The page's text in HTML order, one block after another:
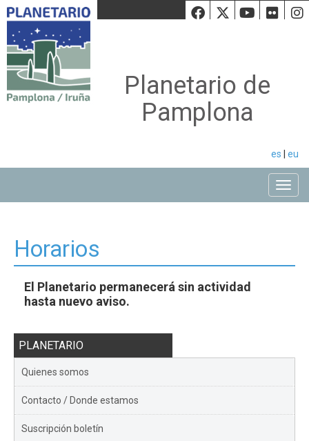
Facebook
Twiiter
Planetario de
Pamplona
es eu
Horarios
El Planetario permanecerá sin actividad
hasta nuevo aviso.
PLANETARIO
Quienes somos
Contacto / Donde estamos
Suscripción boletín